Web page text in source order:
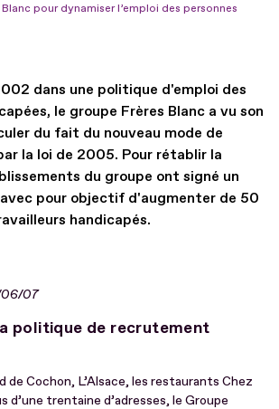
pour dynamiser l’emploi des personnes
dans une politique d'emploi des
le groupe Frères Blanc a vu son
du fait du nouveau mode de
la loi de 2005. Pour rétablir la
du groupe ont signé un
pour objectif d'augmenter de 50
handicapés.
06/07
politique de recrutement
de Cochon, L’Alsace, les restaurants Chez
d’une trentaine d’adresses, le Groupe